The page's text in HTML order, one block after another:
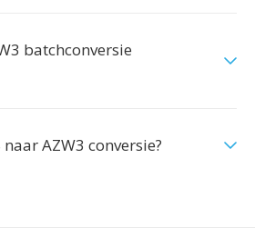
batchconversie
AZW3 conversie?